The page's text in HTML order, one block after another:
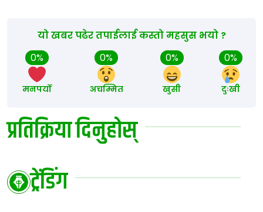
यो खबर पढेर तपाईलाई कस्तो महसुस भयो ?
0%
मनपर्यो
0%
अचम्मित
0%
खुसी
0%
दुःखी
प्रतिक्रिया दिनुहोस्
ट्रेंडिंग